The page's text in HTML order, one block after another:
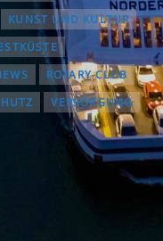
KUNST UND KULTUR
ROTARY CLUB
VERSORGUNG